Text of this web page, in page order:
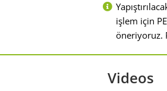
işlem için
öneriyoruz.
Videos